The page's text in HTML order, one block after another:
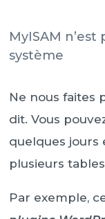
MyISAM
système
Ne nous faites
dit. Vous
quelques jours
plusieurs
Par exemple,